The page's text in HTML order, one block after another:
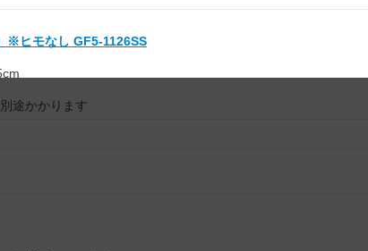
※ヒモなし GF5-1126SS
途かかります